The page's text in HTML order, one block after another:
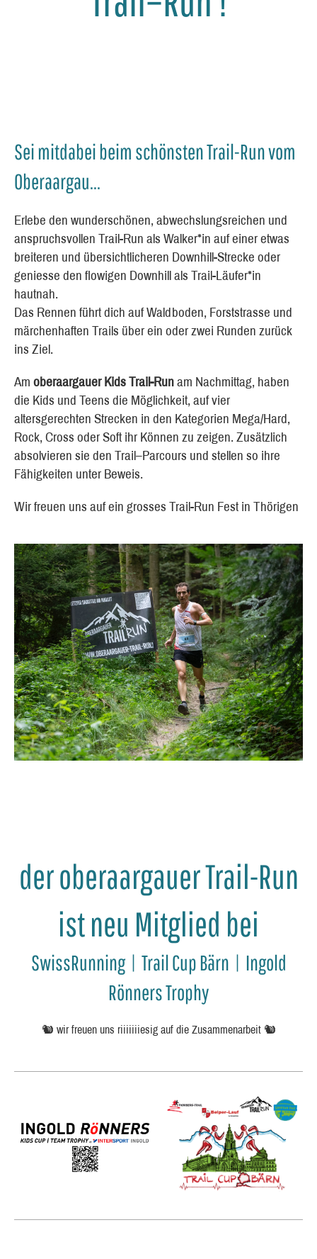
Sei mitdabei beim schönsten Trail-Run vom
Oberaargau...
Erlebe den wunderschönen, abwechslungsreichen und
anspruchsvollen Trail-Run als Walker*in auf einer etwas
breiteren und übersichtlicheren Downhill-Strecke oder
geniesse den flowigen Downhill als Trail-Läufer*in
hautnah.
Das Rennen führt dich auf Waldboden, Forststrasse und
märchenhaften Trails über ein oder zwei Runden zurück
ins Ziel.
Amoberaargauer Kids Trail-Runam Nachmittag, haben
die Kids und Teens die Möglichkeit, auf vier
altersgerechten Strecken in den Kategorien Mega/Hard,
Rock, Cross oder Soft ihr Können zu zeigen. Zusätzlich
absolvieren sie den Trail–Parcours und stellen so ihre
Fähigkeiten unter Beweis.
Wir freuen uns auf ein grosses Trail-Run Fest in Thörigen
der oberaargauer Trail-Run
ist neu Mitglied bei
SwissRunning | Trail Cup Bärn | Ingold
Rönners Trophy
🐿️ wir freuen uns riiiiiiiesig auf die Zusammenarbeit 🐿️